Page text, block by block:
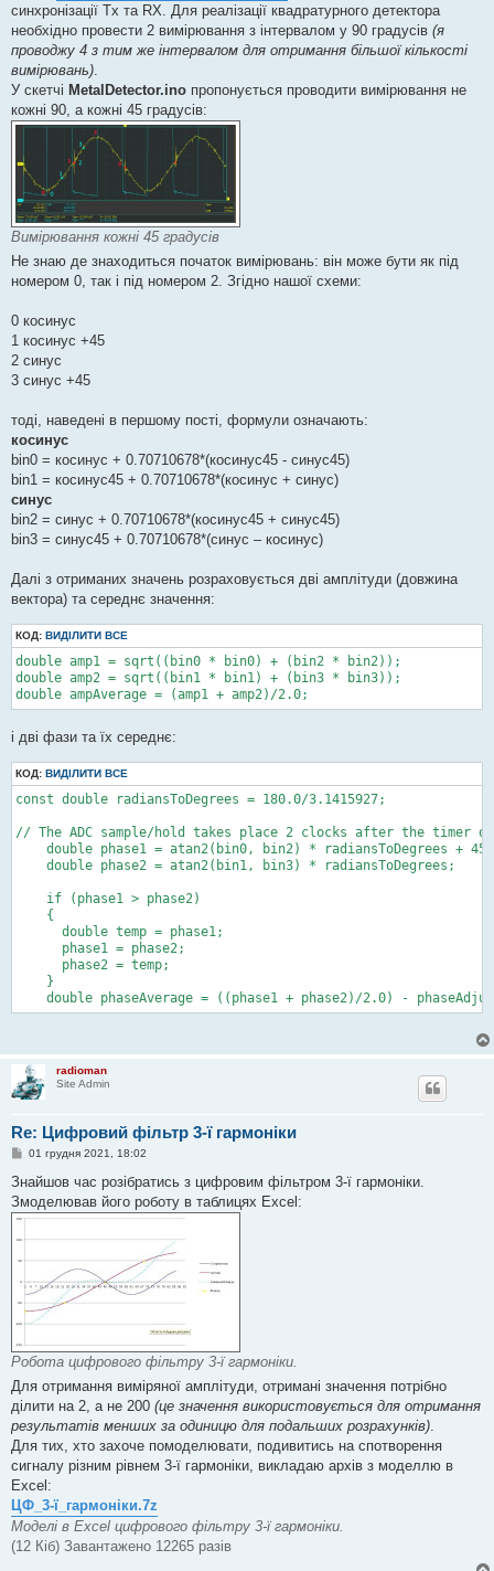
д
о
л
е
н
я
синхронізації Tx та RX. Для реалізації квадратурного детектора
необхідно провести 2 вимірювання з інтервалом у 90 градусів (я
проводжу 4 з тим же інтервалом для отримання більшої кількості
вимірювань).
У скетчі MetalDetector.ino пропонується проводити вимірювання не
кожні 90, а кожні 45 градусів:
Вимірювання кожні 45 градусів
Не знаю де знаходиться початок вимірювань: він може бути як під
номером 0, так і під номером 2. Згідно нашої схеми:
0 косинус
1 косинус +45
2 синус
3 синус +45
тоді, наведені в першому пості, формули означають:
косинус
bin0 = косинус + 0.70710678*(косинус45 - синус45)
bin1 = косинус45 + 0.70710678*(косинус + синус)
синус
bin2 = синус + 0.70710678*(косинус45 + синус45)
bin3 = синус45 + 0.70710678*(синус – косинус)
Далі з отриманих значень розраховується дві амплітуди (довжина
вектора) та середнє значення:
КОД: ВИДІЛИТИ ВСЕ
double amp1 = sqrt((bin0 * bin0) + (bin2 * bin2));
double amp2 = sqrt((bin1 * bin1) + (bin3 * bin3));
і дві фази та їх середнє:
КОД: ВИДІЛИТИ ВСЕ
const double radiansToDegrees = 180.0/3.1415927;
// The ADC sample/hold takes place 2 clocks after the timer
double phase1 = atan2(bin0, bin2) * radiansToDegrees +
    double phase2 = atan2(bin1, bin3) * radiansToDegrees;
    if (phase1 > phase2)
    {
      double temp = phase1;
      phase1 = phase2;
      phase2 = temp;
    }
double phaseAverage = ((phase1 + phase2)/2.0) -
radioman
Site Admin
Re: Цифровий фільтр 3-ї гармоніки
П
в
д
о
н
я
01 грудня 2021, 18:02
Знайшов час розібратись з цифровим фільтром 3-ї гармоніки.
Змоделював його роботу в таблицях Excel:
Робота цифрового фільтру 3-ї гармоніки.
Для отримання виміряної амплітуди, отримані значення потрібно
ділити на 2, а не 200 (це значення використовується для отримання
результатів менших за одиницю для подальших розрахунків).
Для тих, хто захоче помоделювати, подивитись на спотворення
сигналу різним рівнем 3-ї гармоніки, викладаю архів з моделлю в
Excel:
ЦФ_3-ї_гармоніки.7z
Моделі в Excel цифрового фільтру 3-ї гармоніки.
(12 Кіб) Завантажено 12265 разів